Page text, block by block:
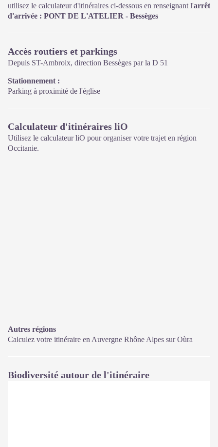
utilisez le calculateur d'itinéraires ci-dessous en renseignant l'arrêt
d'arrivée : PONT DE L'ATELIER - Bessèges
Accès routiers et parkings
Depuis ST-Ambroix, direction Bessèges par la D 51
Stationnement :
Parking à proximité de l'église
Calculateur d'itinéraires liO
Utilisez le calculateur liO pour organiser votre trajet en région
Occitanie.
Autres régions
Calculez votre itinéraire en Auvergne Rhône Alpes surOùra
Biodiversité autour de l'itinéraire